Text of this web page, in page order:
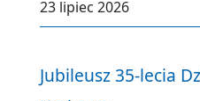
23 lipiec 2026
Jubileusz 35-lecia